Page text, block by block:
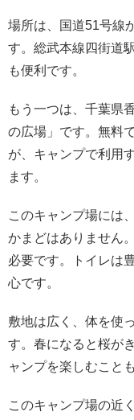
場所は、国道51号線
す。総武本線四街道
も便利です。
もう一つは、千葉県
の広場」です。無料
が、キャンプで利用
ます。
このキャンプ場には
かまどはありません
必要です。トイレは
心です。
敷地は広く、体を使
す。春になると桜が
ャンプを楽しむこと
このキャンプ場の近